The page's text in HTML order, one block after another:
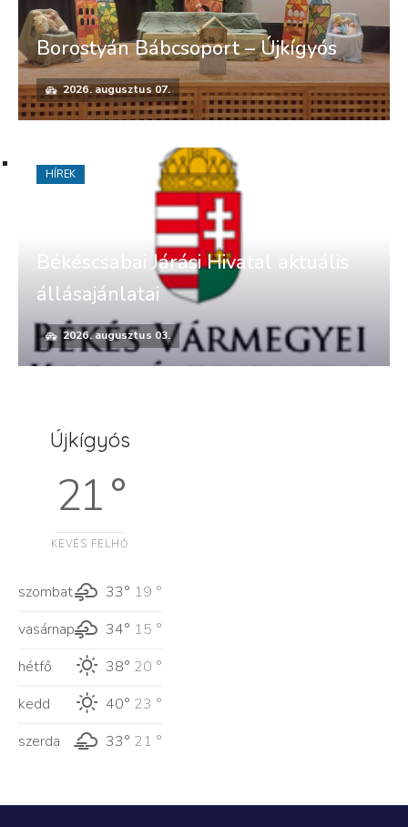
Borostyán Bábcsoport – Újkígyós
2026. augusztus 07.
Békéscsabai Járási Hivatal aktuális
állásajánlatai
2026. augusztus 03.
HÍREK
Újkígyós
21 °
KEVÉS FELHŐ
szombat 33° 19 °
vasárnap
34° 15 °
hétfő
38° 20 °
kedd
40° 23 °
szerda
33° 21 °